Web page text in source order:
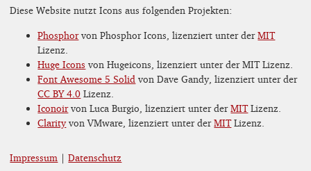
Diese Website nutzt Icons aus folgenden Projekten:
Phosphorvon Phosphor Icons, lizenziert unter derMIT
Lizenz.
Huge Icons von Hugeicons, lizenziert unter der MIT Lizenz.
Font Awesome 5 Solid von Dave Gandy, lizenziert unter der
CC BY 4.0 Lizenz.
Iconoirvon Luca Burgio, lizenziert unter derMITLizenz.
Clarityvon VMware, lizenziert unter derMITLizenz.
Impressum |Datenschutz